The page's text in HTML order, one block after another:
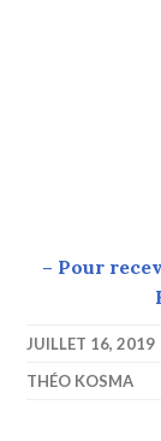
– Pour
JUILLET 16, 2019
THÉO KOSMA